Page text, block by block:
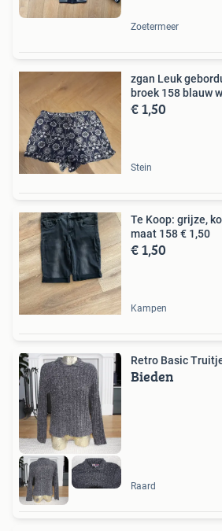
Zoetermeer
zgan Leuk
broek 158 blauw
€ 1,50
Stein
Te Koop: grijze,
maat 158 € 1,50
€ 1,50
Kampen
Retro Basic
Bieden
Raard